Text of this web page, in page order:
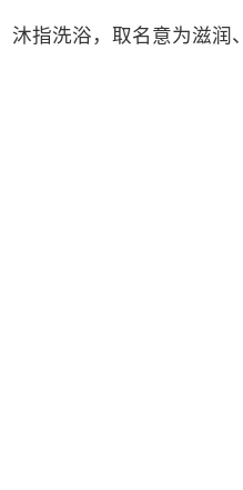
指洗浴，取名意为滋润